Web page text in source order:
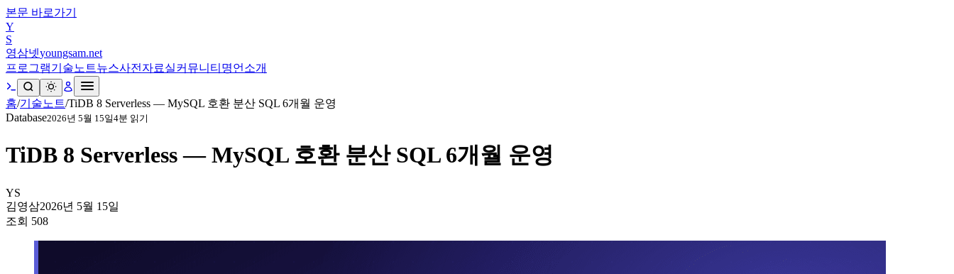
본문 바로가기
Y
S
영삼넷youngsam.net
프로그램기술노트뉴스사전 자료실커뮤니티 명언 소개
홈/기술노트/TiDB 8 Serverless — MySQL 호환 분산 SQL 6개월 운영
Database2026년 5월 15일4분 읽기
TiDB 8 Serverless — MySQL 호환 분산 SQL 6개월 운영
YS
김영삼2026년 5월 15일
조회 508